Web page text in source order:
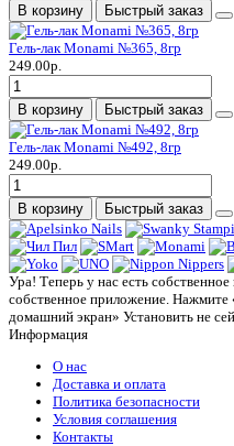
В корзину Быстрый заказ
Гель-лак Monami №365, 8гр
249.00р.
В корзину Быстрый заказ
Гель-лак Monami №492, 8гр
249.00р.
В корзину Быстрый заказ
Ура! Теперь у нас есть
собственное приложение. Нажмите
домашний экран» Установить не
Информация
О нас
Доставка и оплата
Политика безопасности
Условия соглашения
Контакты